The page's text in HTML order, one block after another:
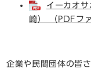
イーカオ
崎） （PDFフ
企業や民間団体の皆